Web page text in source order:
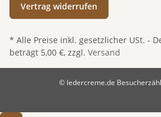
Vertrag widerrufen
* Alle Preise inkl. gesetzlicher USt. -
beträgt 5,00 €, zzgl. Versand
© ledercreme.de